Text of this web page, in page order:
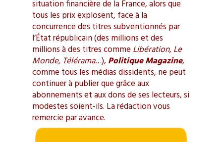
situation financière de la France, alors que
tous les prix explosent, face à la
concurrence des titres subventionnés par
l’État républicain (des millions et des
millions à des titres comme Libération, Le
Monde, Télérama…), Politique Magazine,
comme tous les médias dissidents, ne peut
continuer à publier que grâce aux
abonnements et aux dons de ses lecteurs, si
modestes soient-ils. La rédaction vous
remercie par avance.